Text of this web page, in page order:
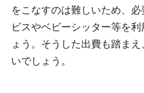
をこなすのは難しいため、
ビスやベビーシッター等を
ょう。そうした出費も踏ま
いでしょう。